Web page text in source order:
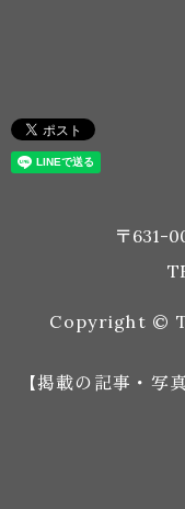
〒631-
Copyright ©
【掲載の記事・写